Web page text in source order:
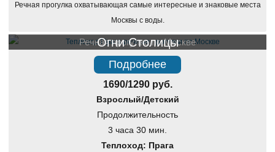
Речная прогулка охватывающая самые интересные и знаковые места
Москвы с воды.
Речная прогулка по Москве
Огни Столицы
Подробнее
1690/1290 руб.
Взрослый/Детский
Продолжительность
3 часа 30 мин.
Теплоход: Прага